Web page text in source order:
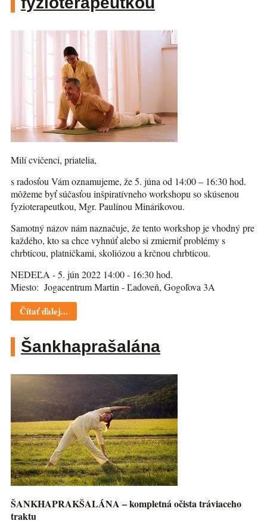
Milí cvičenci, priatelia,
s radosťou Vám oznamujeme, že 5. júna od 14:00 – 16:30 hod.
môžeme byť súčasťou inšpiratívneho workshopu so skúsenou
fyzioterapeutkou, Mgr. Paulínou Minárikovou.
Samotný názov nám naznačuje, že tento workshop je vhodný pre
každého, kto sa chce vyhnúť alebo si zmierniť problémy s
chrbticou, platničkami, skoliózou a krčnou chrbticou.
NEDEĽA - 5. jún 2022 14:00 - 16:30 hod.
Miesto: Jogacentrum Martin - Ľadoveň, Gogoľova 3A
Čítať ďalej...
Šankhaprašalána
ŠANKHAPRAKŠALÁNA – kompletná očista tráviaceho
traktu